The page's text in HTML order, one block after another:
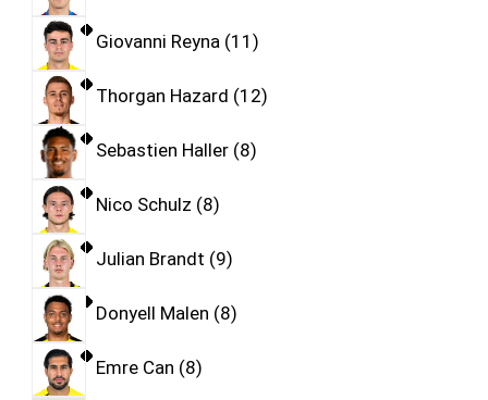
Giovanni Reyna 11
Thorgan Hazard 12
Sebastien Haller 8
Nico Schulz 8
Julian Brandt 9
Donyell Malen 8
Emre Can 8